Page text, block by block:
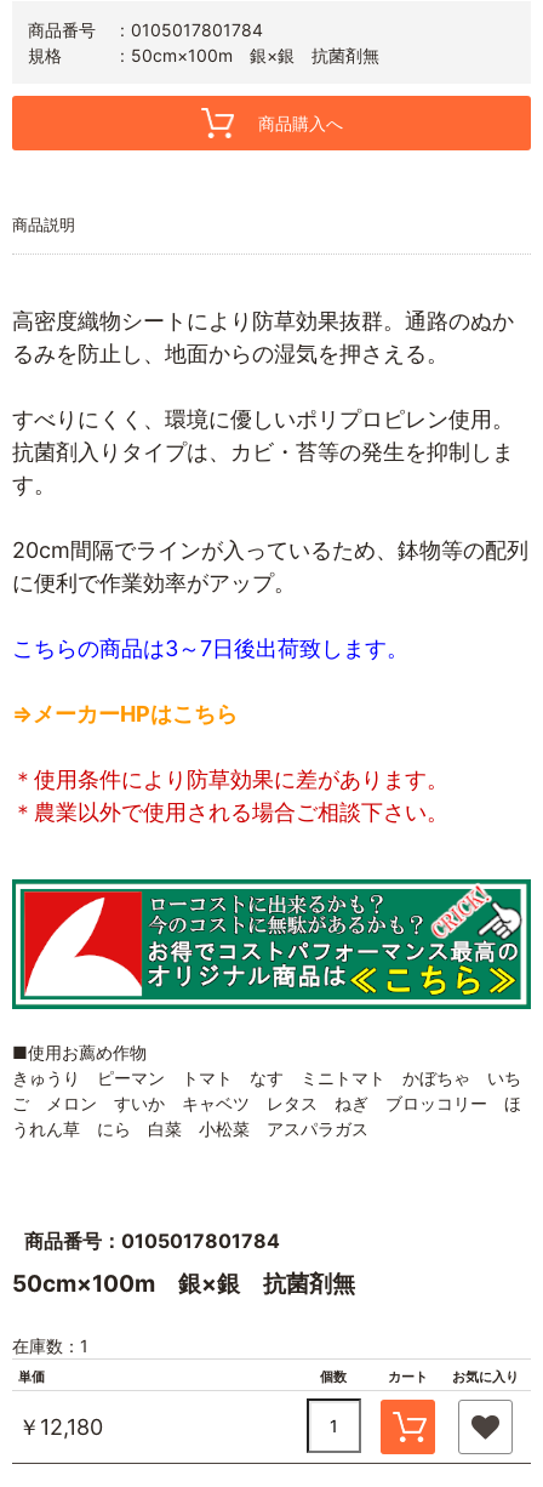
商品番号
0105017801784
規格
50cm×100m 銀×銀 抗菌剤無
商品購入へ
商品説明
高密度織物シートにより防草効果抜群。通路のぬか
るみを防止し、地面からの湿気を押さえる。
すべりにくく、環境に優しいポリプロピレン使用。
抗菌剤入りタイプは、カビ・苔等の発生を抑制しま
す。
20cm間隔でラインが入っているため、鉢物等の配列
に便利で作業効率がアップ。
こちらの商品は3～7日後出荷致します。
⇒メーカーHPはこちら
＊使用条件により防草効果に差があります。
＊農業以外で使用される場合ご相談下さい。
■使用お薦め作物
きゅうり ピーマン トマト なす ミニトマト かぼちゃ いち
ご メロン すいか キャベツ レタス ねぎ ブロッコリー ほ
うれん草 にら 白菜 小松菜 アスパラガス
商品番号：0105017801784
50cm×100m 銀×銀 抗菌剤無
在庫数：1
単価 個数 カート お気に入り
￥12,180